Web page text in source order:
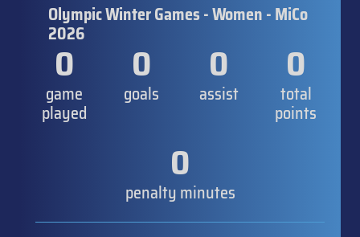
Olympic Winter Games - Women - MiCo
2026
0
game
played
0
goals
0
assist
0
total
points
0
penalty minutes